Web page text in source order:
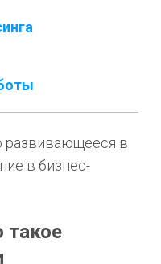
развивающееся в
в бизнес-
такое